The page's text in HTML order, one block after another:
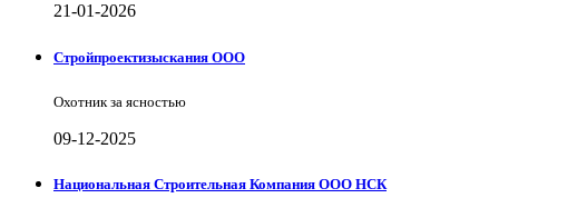
21-01-2026
Стройпроектизыскания ООО
Охотник за ясностью
09-12-2025
Национальная Строительная Компания ООО НСК